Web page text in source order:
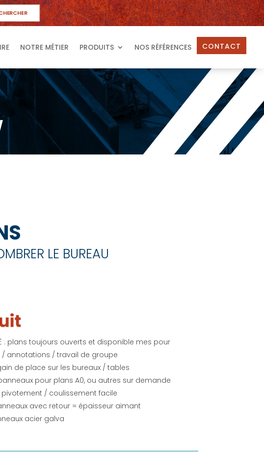
NOTRE MÉTIER PRODUITS NOS RÉFÉRENCES CONTACT
LE BUREAU
: plans toujours ouverts et disponible mes pour
annotations / travail de groupe
gain de place sur les bureaux / tables
panneaux pour plans A0, ou autres sur demande
: pivotement / coulissement facile
avec retour = épaisseur aimant
acier galva